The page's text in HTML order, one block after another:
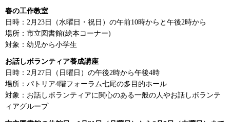
春の工作教室
日時：2月23日（水曜日・祝日）の午前10時からと午後2時から
場所：市立図書館(絵本コーナー)
対象：幼児から小学生
お話しボランティア養成講座
日時：2月27日（日曜日）の午後2時から午後4時
場所：パトリア4階フォーラム七尾の多目的ホール
対象：お話しボランティアに関心のある一般の人やお話しボランテ
ィアグループ